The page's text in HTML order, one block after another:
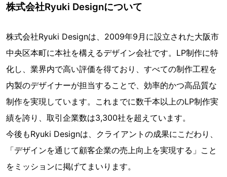
株式会社Ryuki Designについて
株式会社Ryuki Designは、2009年9月に設立された大阪市
中央区本町に本社を構えるデザイン会社です。LP制作に特
化し、業界内で高い評価を得ており、すべての制作工程を
内製のデザイナーが担当することで、効率的かつ高品質な
制作を実現しています。これまでに数千本以上のLP制作実
績を誇り、取引企業数は3,300社を超えています。
今後もRyuki Designは、クライアントの成果にこだわり、
「デザインを通じて顧客企業の売上向上を実現する」こと
をミッションに掲げてまいります。